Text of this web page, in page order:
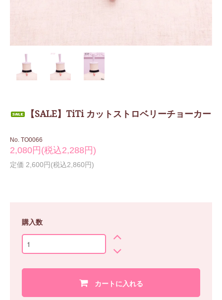
【SALE】TiTi カットストロベリーチョーカー
No. TO0066
2,080円(税込2,288円)
定価 2,600円(税込2,860円)
購入数
カートに入れる